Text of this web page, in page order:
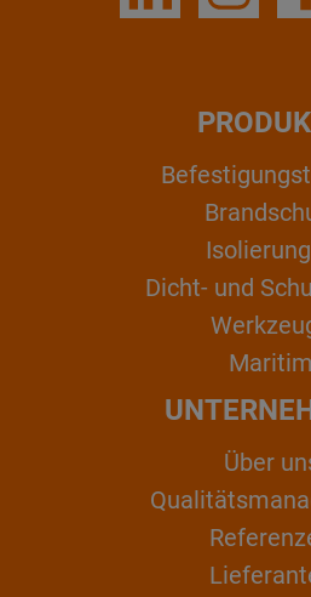
Dicht- und
Maritim
Über